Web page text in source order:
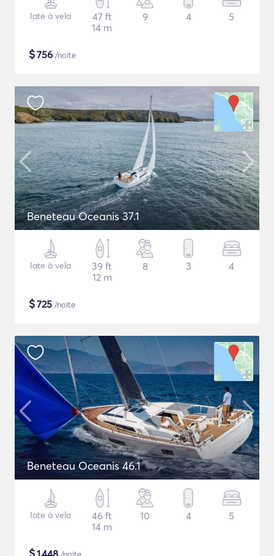
Iate à vela
47 ft
14 m
9 4 5
$756 /noite
Beneteau Oceanis 37.1
Iate à vela
39 ft
12 m
8 3 4
$725 /noite
Beneteau Oceanis 46.1
Iate à vela
46 ft
14 m
10 4 5
1,448